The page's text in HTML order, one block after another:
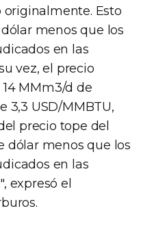
Esto
menos que los
en las
vez, el precio
MMm3/d de
3,3 USD/MMBTU,
precio tope del
dólar menos que los
en las
expresó el